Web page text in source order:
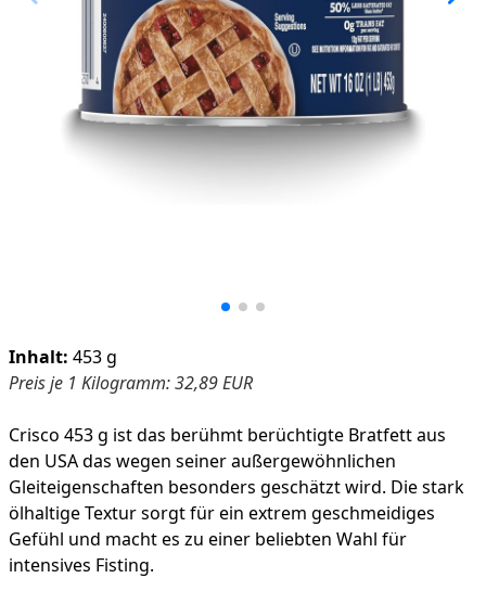
Product information
Inhalt: 453 g
Preis je 1 Kilogramm: 32,89 EUR
Crisco 453 g ist das berühmt berüchtigte Bratfett aus
den USA das wegen seiner außergewöhnlichen
Gleiteigenschaften besonders geschätzt wird. Die stark
ölhaltige Textur sorgt für ein extrem geschmeidiges
Gefühl und macht es zu einer beliebten Wahl für
intensives Fisting.